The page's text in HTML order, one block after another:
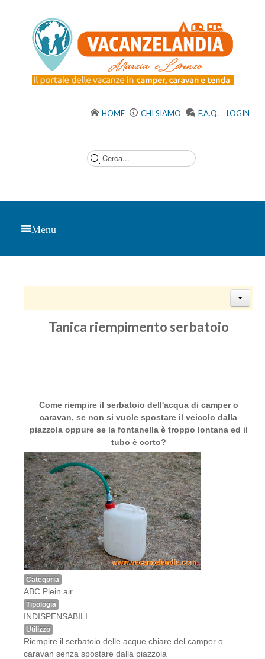
HOME CHI SIAMO F.A.Q. LOGIN
Menu
Tanica riempimento serbatoio
Come riempire il serbatoio dell'acqua di camper o
caravan, se non si vuole spostare il veicolo dalla
piazzola oppure se la fontanella è troppo lontana ed il
tubo è corto?
Categoria
ABC Plein air
Tipologia
INDISPENSABILI
Utilizzo
Riempire il serbatoio delle acque chiare del camper o
caravan senza spostare dalla piazzola